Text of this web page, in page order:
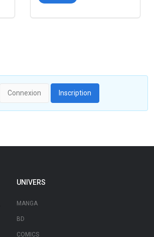
Connexion Inscription
UNIVERS
MANGA
BD
COMICS